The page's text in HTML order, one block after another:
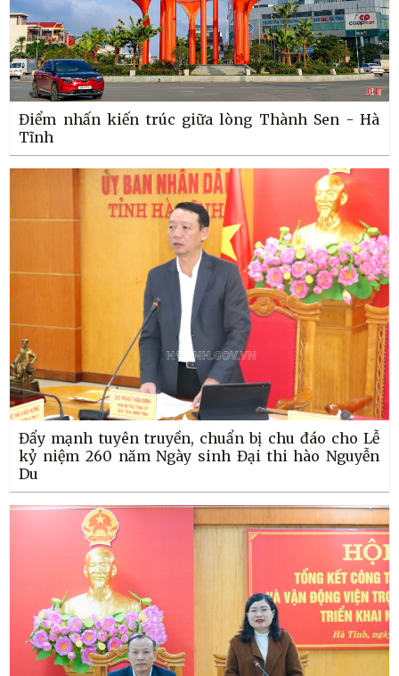
Điểm nhấn kiến trúc giữa lòng Thành Sen - Hà
Tĩnh
Đẩy mạnh tuyên truyền, chuẩn bị chu đáo cho Lễ
kỷ niệm 260 năm Ngày sinh Đại thi hào Nguyễn
Du